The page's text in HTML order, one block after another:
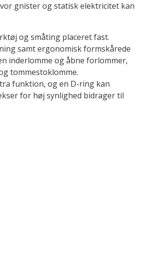
gnister og statisk elektricitet kan
og småting placeret fast.
samt ergonomisk formskårede
inderlomme og åbne forlommer,
tommestoklomme.
funktion, og en D-ring kan
for høj synlighed bidrager til